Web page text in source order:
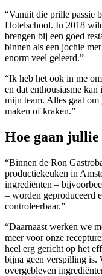
“Vanuit die prille passie
Hotelschool. In 2018
brengen bij een goed
binnen als een jochie
enorm veel geleerd.”
“Ik heb het ook in me
en dat enthousiasme
mijn team. Alles gaat
maken of kraken.”
Hoe gaan
“Binnen de Ron
productiekeuken in
ingrediënten –
– worden geproduceerd
controleerbaar.”
“Daarnaast werken we
meer voor onze
heel erg gericht op het
bijna geen verspilling is.
overgebleven